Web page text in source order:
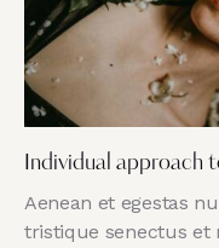
Individual approach
Aenean et egestas
tristique senectus et